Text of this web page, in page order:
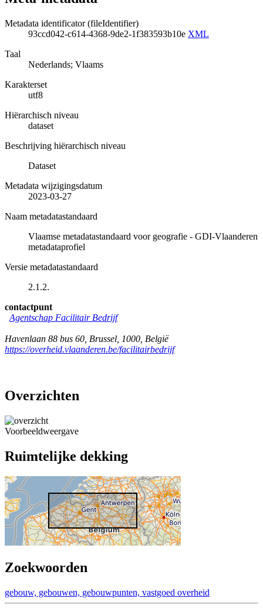
Metadata identificator (fileIdentifier)
93ccd042-c614-4368-9de2-1f383593b10e XML
Taal
Nederlands; Vlaams
Karakterset
utf8
Hiërarchisch niveau
dataset
Beschrijving hiërarchisch niveau
Dataset
Metadata wijzigingsdatum
2023-03-27
Naam metadatastandaard
Vlaamse metadatastandaard voor geografie - GDI-Vlaanderen
metadataprofiel
Versie metadatastandaard
2.1.2.
contactpunt
Agentschap Facilitair Bedrijf
Havenlaan 88 bus 60 Brussel 1000 België
https://overheid.vlaanderen.be/facilitairbedrijf
Overzichten
Voorbeeldweergave
Ruimtelijke dekking
Zoekwoorden
gebouw, gebouwen, gebouwpunten, vastgoed overheid